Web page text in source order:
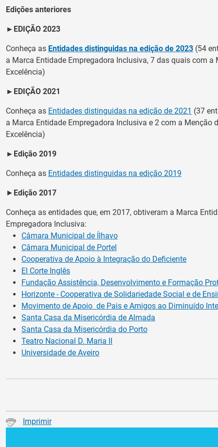
Edições anteriores
► EDIÇÃO 2023
Conheça as Entidades distinguidas na edição de 2023 (54
a Marca Entidade Empregadora Inclusiva, 7 das quais com a
Excelência)
► EDIÇÃO 2021
Conheça as Entidades distinguidas na edição de 2021 (37
a Marca Entidade Empregadora Inclusiva e 2 com a Menção
Excelência)
► Edição 2019
Conheça as Entidades distinguidas na edição 2019
► Edição 2017
Conheça as entidades que, em 2017, obtiveram a Marca
Empregadora Inclusiva:
Câmara Municipal de Ílhavo
Câmara Municipal de Portel
Cooperativa de Apoio à Integração do Deficiente
El Corte Inglês
Fundação Assistência, Desenvolvimento e Formação
Horizonte - Cooperativa de Solidariedade Social e de
Movimento de Apoio de Pais e Amigos ao Diminuído
Santa Casa da Misericórdia de Almada
Santa Casa da Misericórdia do Porto
Teatro Nacional D. Maria II
Universidade de Aveiro
Imprimir